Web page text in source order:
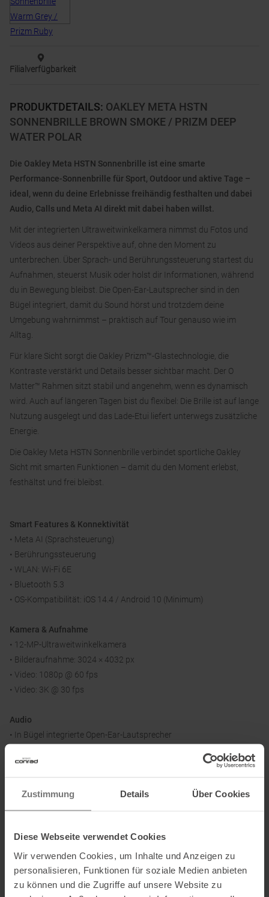
Zustimmung Details Über Cookies
Diese Webseite verwendet Cookies
Wir verwenden Cookies, um Inhalte und Anzeigen zu
personalisieren, Funktionen für soziale Medien anbieten
zu können und die Zugriffe auf unsere Website zu
PRODUKTDETAILS: OAKLEY META HSTN
SONNENBRILLE BROWN SMOKE / PRIZM DEEP
WATER POLAR
Die Oakley Meta HSTN Sonnenbrille ist eine smarte
Performance-Sonnenbrille für Sport, Outdoor und aktive Tage –
ideal, wenn du deine Erlebnisse freihändig festhalten und dabei
Audio, Calls und Meta AI direkt mit dabei haben willst.
Mit der integrierten Ultraweitwinkelkamera nimmst du Fotos und
Videos aus deiner Perspektive auf, ohne den Moment zu
unterbrechen. Über Sprach- und Berührungssteuerung startest du
Aufnahmen, steuerst Musik oder holst dir Informationen, während
du in Bewegung bleibst. Die Open-Ear-Lautsprecher sind in den
Bügel integriert, damit du Sound hörst und trotzdem deine
Umgebung wahrnimmst – praktisch auf Tour genauso wie im
Alltag.
Für klare Sicht sorgt die Oakley Prizm™-Glastechnologie, die
Kontraste verstärkt und Details besser sichtbar macht. Der O
Matter™ Rahmen sitzt stabil und angenehm, wenn es dynamisch
wird. Auch auf längeren Tagen bist du flexibel: Die Brille ist auf lange
Nutzung ausgelegt und das Lade-Etui liefert unterwegs zusätzliche
Energie.
Die Oakley Meta HSTN Sonnenbrille verbindet sportliche Oakley
Sicht mit smarten Funktionen – damit du den Moment erlebst,
festhältst und frei bleibst.
Smart Features & Konnektivität
• Meta AI (Sprachsteuerung)
• Berührungssteuerung
• WLAN: Wi-Fi 6E
• Bluetooth 5.3
• OS-Kompatibilität: iOS 14.4 / Android 10 (Minimum)
Kamera & Aufnahme
• 12-MP-Ultraweitwinkelkamera
• Bilderaufnahme: 3024 × 4032 px
• Video: 1080p @ 60 fps
• Video: 3K @ 30 fps
Audio
• In Bügel integrierte Open-Ear-Lautsprecher
• 5-Mikrofon-Array
Akku & Laden
• Akkulaufzeit bis zu 8 Stunden
• Etui in 3,5 Stunden vollständig geladen
Rahmen & Passform
• Gestellmaterial: O Matter™
Filialverfügbarkeit